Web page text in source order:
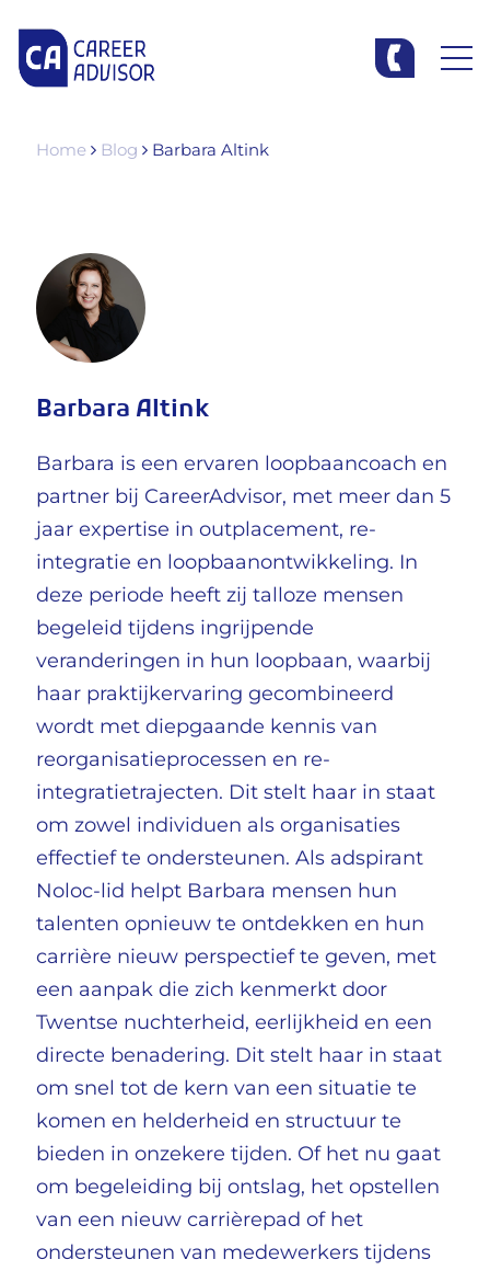
Home Blog Barbara Altink
Barbara Altink
Barbara is een ervaren loopbaancoach en
partner bij CareerAdvisor, met meer dan 5
jaar expertise in outplacement, re-
integratie en loopbaanontwikkeling. In
deze periode heeft zij talloze mensen
begeleid tijdens ingrijpende
veranderingen in hun loopbaan, waarbij
haar praktijkervaring gecombineerd
wordt met diepgaande kennis van
reorganisatieprocessen en re-
integratietrajecten. Dit stelt haar in staat
om zowel individuen als organisaties
effectief te ondersteunen. Als adspirant
Noloc-lid helpt Barbara mensen hun
talenten opnieuw te ontdekken en hun
carrière nieuw perspectief te geven, met
een aanpak die zich kenmerkt door
Twentse nuchterheid, eerlijkheid en een
directe benadering. Dit stelt haar in staat
om snel tot de kern van een situatie te
komen en helderheid en structuur te
bieden in onzekere tijden. Of het nu gaat
om begeleiding bij ontslag, het opstellen
van een nieuw carrièrepad of het
ondersteunen van medewerkers tijdens